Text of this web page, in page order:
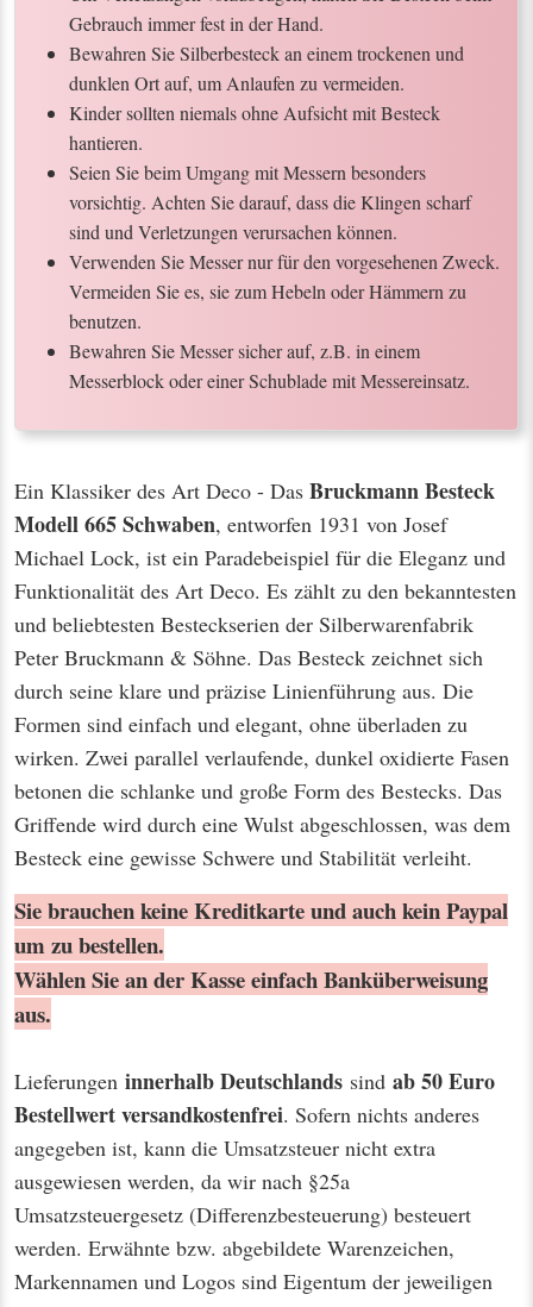
Gebrauch immer fest in der Hand.
Bewahren Sie Silberbesteck an einem trockenen und
dunklen Ort auf, um Anlaufen zu vermeiden.
Kinder sollten niemals ohne Aufsicht mit Besteck
hantieren.
Seien Sie beim Umgang mit Messern besonders
vorsichtig. Achten Sie darauf, dass die Klingen scharf
sind und Verletzungen verursachen können.
Verwenden Sie Messer nur für den vorgesehenen Zweck.
Vermeiden Sie es, sie zum Hebeln oder Hämmern zu
benutzen.
Bewahren Sie Messer sicher auf, z.B. in einem
Messerblock oder einer Schublade mit Messereinsatz.
Ein Klassiker des Art Deco - Das Bruckmann Besteck
Modell 665 Schwaben, entworfen 1931 von Josef
Michael Lock, ist ein Paradebeispiel für die Eleganz und
Funktionalität des Art Deco. Es zählt zu den bekanntesten
und beliebtesten Besteckserien der Silberwarenfabrik
Peter Bruckmann & Söhne. Das Besteck zeichnet sich
durch seine klare und präzise Linienführung aus. Die
Formen sind einfach und elegant, ohne überladen zu
wirken. Zwei parallel verlaufende, dunkel oxidierte Fasen
betonen die schlanke und große Form des Bestecks. Das
Griffende wird durch eine Wulst abgeschlossen, was dem
Besteck eine gewisse Schwere und Stabilität verleiht.
Sie brauchen keine Kreditkarte und auch kein Paypal
um zu bestellen.
Wählen Sie an der Kasse einfach Banküberweisung
aus.
Lieferungen innerhalb Deutschlands sind ab 50 Euro
Bestellwertversandkostenfrei. Sofern nichts anderes
angegeben ist, kann die Umsatzsteuer nicht extra
ausgewiesen werden, da wir nach §25a
Umsatzsteuergesetz (Differenzbesteuerung) besteuert
werden. Erwähnte bzw. abgebildete Warenzeichen,
Markennamen und Logos sind Eigentum der jeweiligen